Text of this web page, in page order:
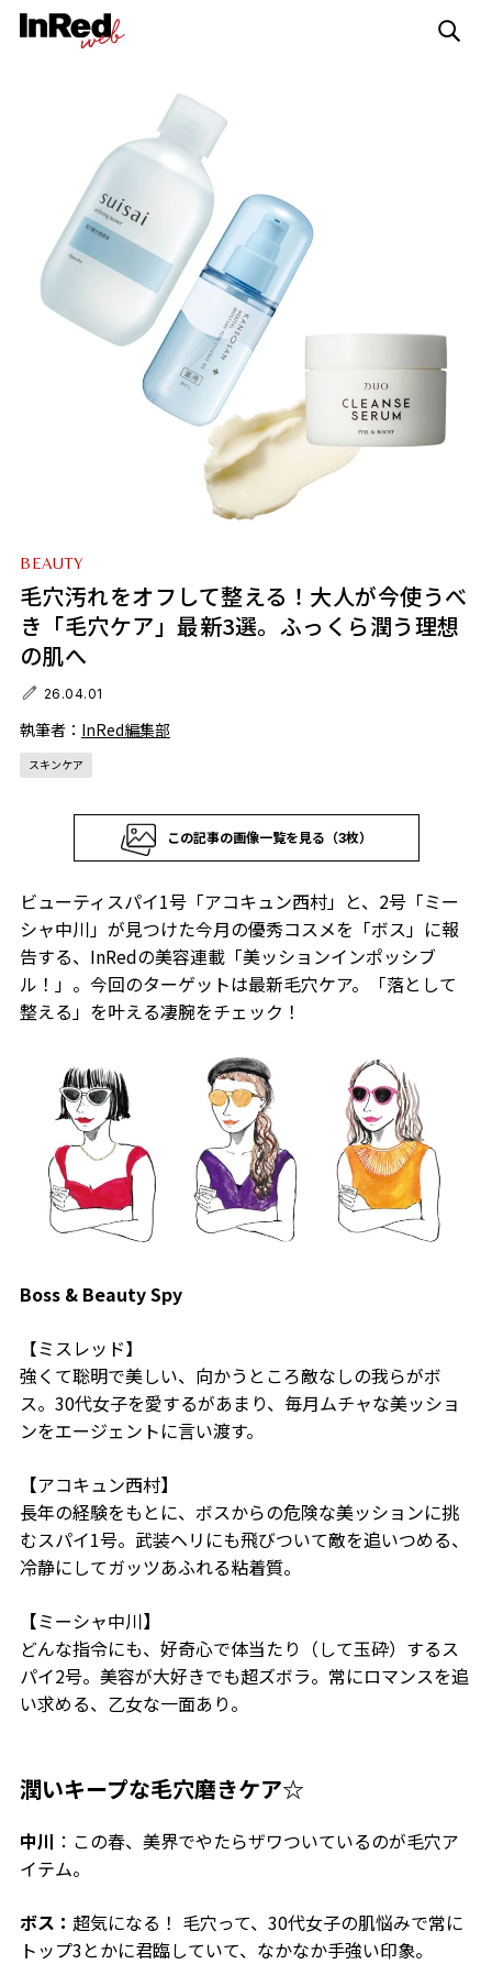
BEAUTY
毛穴汚れをオフして整える！大人が今使うべ
き「毛穴ケア」最新3選。ふっくら潤う理想
の肌へ
26.04.01
執筆者： InRed編集部
スキンケア
この記事の画像一覧を見る（3枚）
ビューティスパイ1号「アコキュン西村」と、2号「ミー
シャ中川」が見つけた今月の優秀コスメを「ボス」に報
告する、InRedの美容連載「美ッションインポッシブ
ル！」。今回のターゲットは最新毛穴ケア。「落として
整える」を叶える凄腕をチェック！
Boss & Beauty Spy
【ミスレッド】
強くて聡明で美しい、向かうところ敵なしの我らがボ
ス。30代女子を愛するがあまり、毎月ムチャな美ッショ
ンをエージェントに言い渡す。
【アコキュン西村】
長年の経験をもとに、ボスからの危険な美ッションに挑
むスパイ1号。武装ヘリにも飛びついて敵を追いつめる、
冷静にしてガッツあふれる粘着質。
【ミーシャ中川】
どんな指令にも、好奇心で体当たり（して玉砕）するス
パイ2号。美容が大好きでも超ズボラ。常にロマンスを追
い求める、乙女な一面あり。
潤いキープな毛穴磨きケア☆
中川 ：この春、美界でやたらザワついているのが毛穴ア
イテム。
ボス： 超気になる！ 毛穴って、30代女子の肌悩みで常に
トップ3とかに君臨していて、なかなか手強い印象。